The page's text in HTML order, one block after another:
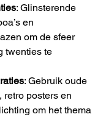
: Glinsterende
en
om de sfeer
twenties te
: Gebruik oude
retro posters en
om het thema